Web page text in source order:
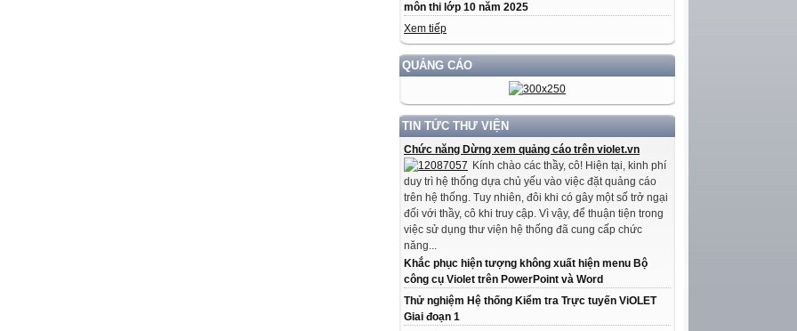
môn thi lớp 10 năm 2025
Xem tiếp
QUẢNG CÁO
TIN TỨC THƯ VIỆN
Chức năng Dừng xem quảng cáo trên violet.vn
Kính chào các thầy, cô! Hiện tại, kinh phí
duy trì hệ thống dựa chủ yếu vào việc đặt quảng cáo
trên hệ thống. Tuy nhiên, đôi khi có gây một số trở ngại
đối với thầy, cô khi truy cập. Vì vậy, để thuận tiện trong
việc sử dụng thư viện hệ thống đã cung cấp chức
năng...
Khắc phục hiện tượng không xuất hiện menu Bộ
công cụ Violet trên PowerPoint và Word
Thử nghiệm Hệ thống Kiểm tra Trực tuyến ViOLET
Giai đoạn 1